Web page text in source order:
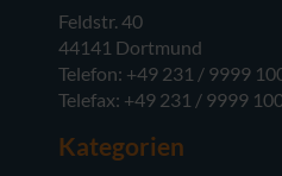
Feldstr. 40
44141 Dortmund
Telefon: +49 231 / 9999
Telefax: +49 231 / 9999
Kategorien